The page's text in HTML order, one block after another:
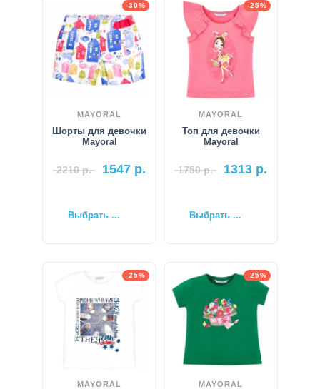
-30%
MAYORAL
Шорты для девочки
Mayoral
2210р. 1547 р.
Выбрать ...
-25%
MAYORAL
Топ для девочки
Mayoral
1750р. 1313 р.
Выбрать ...
-25%
MAYORAL
-25%
MAYORAL